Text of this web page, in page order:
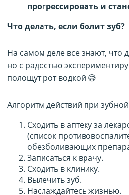
прогрессировать и
Что делать, если болит зуб?
На самом деле все знают, что
но с радостью
полощут рот водкой 😅
Алгоритм действий при
Сходить в аптеку за
(список
обезболивающих
Записаться к врачу.
Сходить в клинику.
Вылечить зуб.
Наслаждайтесь жизнью.